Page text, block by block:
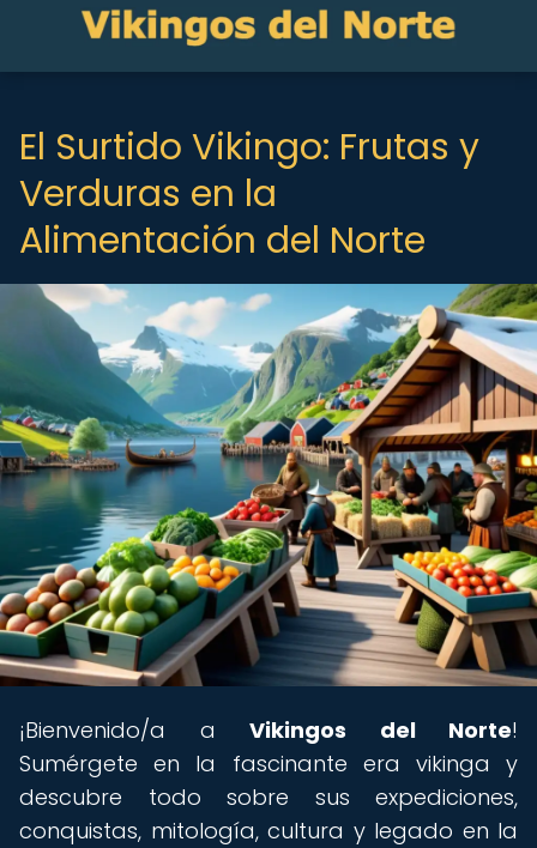
El Surtido Vikingo: Frutas y
Verduras en la
Alimentación del Norte
¡Bienvenido/a a Vikingos del Norte!
Sumérgete en la fascinante era vikinga y
descubre todo sobre sus expediciones,
conquistas, mitología, cultura y legado en la